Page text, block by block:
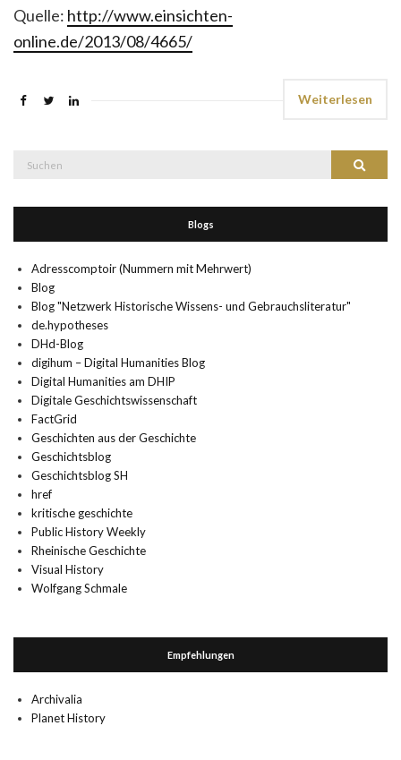
Quelle: http://www.einsichten-
online.de/2013/08/4665/
Weiterlesen
Suchen
Blogs
Adresscomptoir (Nummern mit Mehrwert)
Blog
Blog "Netzwerk Historische Wissens- und Gebrauchsliteratur"
de.hypotheses
DHd-Blog
digihum – Digital Humanities Blog
Digital Humanities am DHIP
Digitale Geschichtswissenschaft
FactGrid
Geschichten aus der Geschichte
Geschichtsblog
Geschichtsblog SH
href
kritische geschichte
Public History Weekly
Rheinische Geschichte
Visual History
Wolfgang Schmale
Empfehlungen
Archivalia
Planet History